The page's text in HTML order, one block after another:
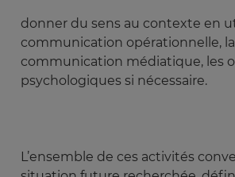
donner du sens au contexte en
communication opérationnelle, la
communication médiatique, les
psychologiques si nécessaire.
L’ensemble de ces activités